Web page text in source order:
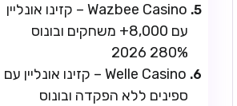
Wazbee Casino – קזינו אונליין
עם 8,000+ משחקים ובונוס
280% 2026
Welle Casino – קזינו אונליין עם
ספינים ללא הפקדה ובונוס